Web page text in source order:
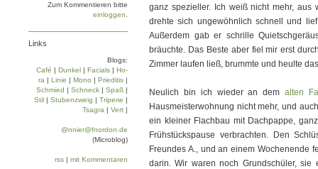
ganz spezieller. Ich weiß nicht mehr,
drehte sich ungewöhnlich schnell und
Außerdem gab er schrille
bräuchte. Das Beste aber fiel mir erst
Zimmer laufen ließ, brummte und heulte
Neulich bin ich wieder an dem alten
Hausmeisterwohnung nicht mehr, und
ein kleiner Flachbau mit Dachpappe,
Frühstückspause verbrachten. Den
Freundes A., und an einem Wochenende
darin. Wir waren noch Grundschüler,
Zum Kommentieren bitte
einloggen
Links
Blogs:
Café | Dun­kel | Facials | Ho­
ra | Linie | Mo­no | Prie­di­tis |
Schmied | Schneck | Spaß |
Stil | Stu­ben­zweig | Tri­pe­rie |
Tsa­gra | Vert |
@nnier@fnordon.de
(Microblog)
rss | mit Kommentaren